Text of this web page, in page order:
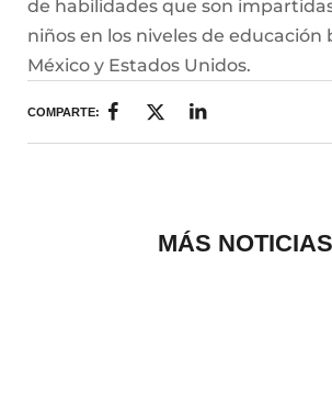
MÁS NOTICIAS